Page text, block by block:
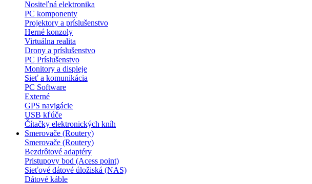
Nositeľná elektronika
PC komponenty
Projektory a príslušenstvo
Herné konzoly
Virtuálna realita
Drony a príslušenstvo
PC Príslušenstvo
Monitory a displeje
Sieť a komunikácia
PC Software
Externé
GPS navigácie
USB kľúče
Čítačky elektronických kníh
Smerovače (Routery)
Smerovače (Routery)
Bezdrôtové adaptéry
Pristupovy bod (Acess point)
Sieťové dátové úložiská (NAS)
Dátové káble